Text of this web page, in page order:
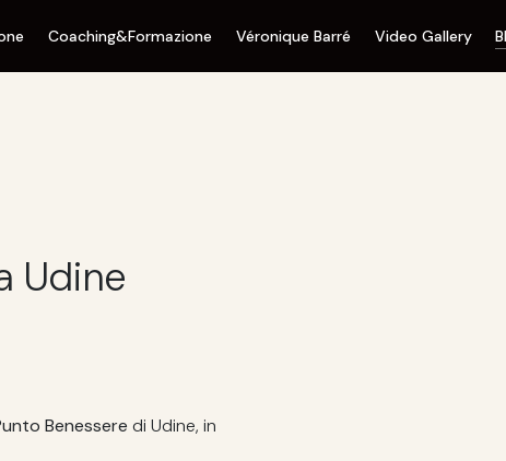
Coaching&Formazione Véronique Barré Video Gallery
Udine
Benessere di Udine, in